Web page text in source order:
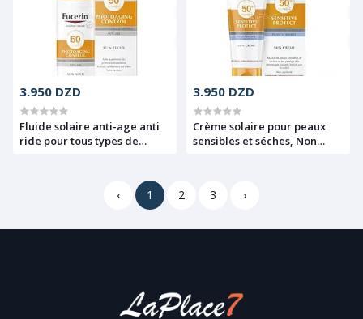
3.950 DZD
Fluide solaire anti-age anti
ride pour tous types de
3.950 DZD
Crème solaire pour peaux
sensibles et séches, Non
‹ 1 2 3 ›